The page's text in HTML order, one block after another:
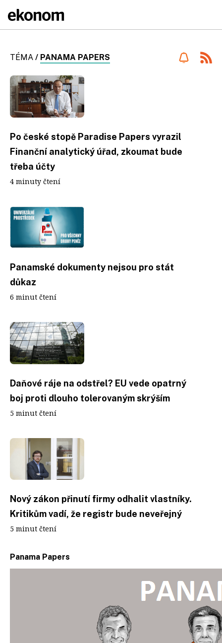
TÉMA / PANAMA PAPERS
Po české stopě Paradise Papers vyrazil
Finanční analytický úřad, zkoumat bude
třeba účty
4 minuty čtení
Panamské dokumenty nejsou pro stát
důkaz
6 minut čtení
Daňové ráje na odstřel? EU vede opatrný
boj proti dlouho tolerovaným skrýším
5 minut čtení
Nový zákon přinutí firmy odhalit vlastníky.
Kritikům vadí, že registr bude neveřejný
5 minut čtení
Panama Papers